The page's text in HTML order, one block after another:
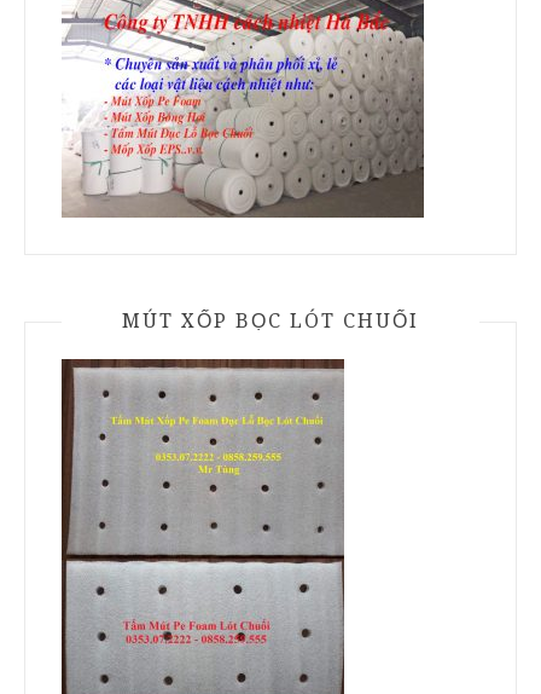
MÚT XỐP BỌC LÓT CHUỐI